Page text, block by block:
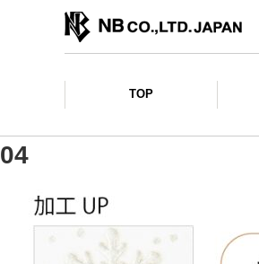
TOP
04